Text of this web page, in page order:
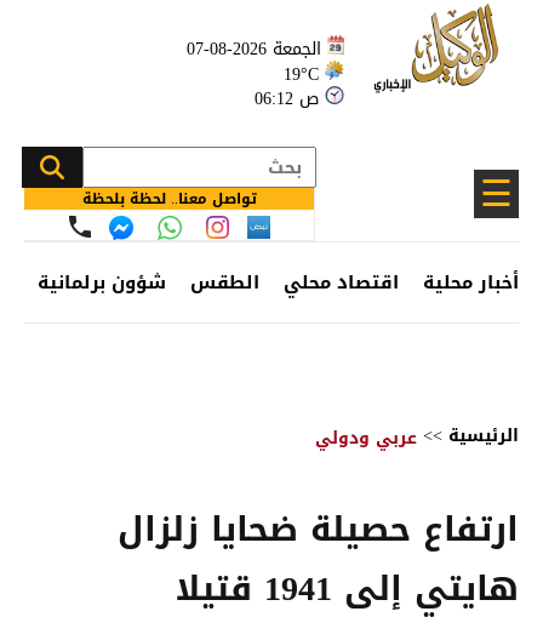
الجمعة 2026-08-07
19°C
06:12 ص
☰ تواصل معنا.. لحظة بلحظة
أخبار محلية اقتصاد محلي الطقس شؤون برلمانية
الرئيسية >>عربي ودولي
ارتفاع حصيلة ضحايا زلزال
هايتي إلى 1941 قتيلا